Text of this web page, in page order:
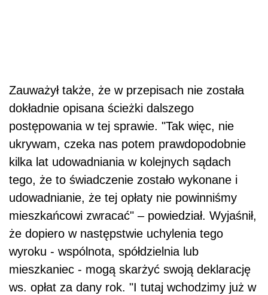
Zauważył także, że w przepisach nie została
dokładnie opisana ścieżki dalszego
postępowania w tej sprawie. "Tak więc, nie
ukrywam, czeka nas potem prawdopodobnie
kilka lat udowadniania w kolejnych sądach
tego, że to świadczenie zostało wykonane i
udowadnianie, że tej opłaty nie powinniśmy
mieszkańcowi zwracać" – powiedział. Wyjaśnił,
że dopiero w następstwie uchylenia tego
wyroku - wspólnota, spółdzielnia lub
mieszkaniec - mogą skarżyć swoją deklarację
ws. opłat za dany rok. "I tutaj wchodzimy już w